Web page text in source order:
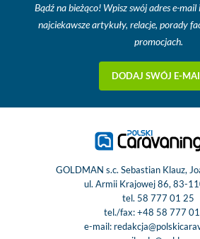
Bądź na bieżąco! Wpisz swój adres e-
najciekawsze artykuły, relacje, porady
promocjach.
DODAJ SWÓJ E-
GOLDMAN s.c. Sebastian Klauz,
ul. Armii Krajowej 86, 83-
tel. 58 777 01 25
tel./fax:+48 58 777
e-mail: